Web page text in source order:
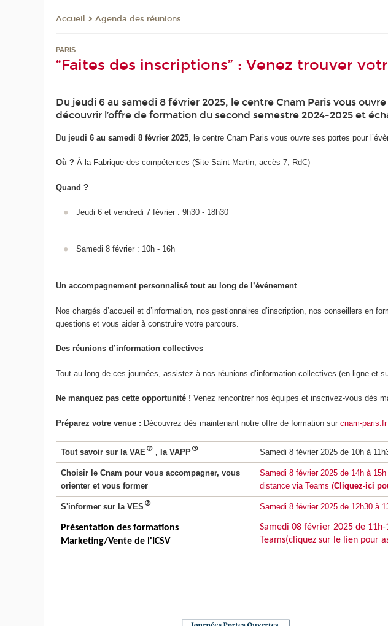
Accueil Agenda des réunions
PARIS
“Faites des inscriptions” : Venez trouver
Du jeudi 6 au samedi 8 février 2025, le centre Cnam Paris vous
découvrir l’offre de formation du second semestre 2024-2025 et
Du jeudi 6 au samedi 8 février 2025 , le centre Cnam Paris vous ouvre ses portes pour
Où ? À la Fabrique des compétences (Site Saint-Martin, accès 7, RdC)
Quand ?
Jeudi 6 et vendredi 7 février : 9h30 - 18h30
Samedi 8 février : 10h - 16h
Un accompagnement personnalisé tout au long de l’événement
Nos chargés d’accueil et d’information, nos gestionnaires d’inscription, nos conseillers en
questions et vous aider à construire votre parcours.
Des réunions d’information collectives
Tout au long de ces journées, assistez à nos réunions d’information collectives (en ligne et
Ne manquez pas cette opportunité ! Venez rencontrer nos équipes et inscrivez-vous dès
Préparez votre venue : Découvrez dès maintenant notre offre de formation surcnam-paris.fr
Tout savoir sur la VAE , la VAPP Samedi 8 février 2025 de 10h à
Choisir le Cnam pour vous accompagner, vous
orienter et vous former
Samedi 8 février 2025 de 14h à 15h
distance via Teams (Cliquez-ici
S'informer sur la VES Samedi 8 février 2025 de 12h30 à
Présentation des formations
Marketing/Vente de l'ICSV
Samedi 08 février 2025 de
Teams(cliquez sur le lien pour